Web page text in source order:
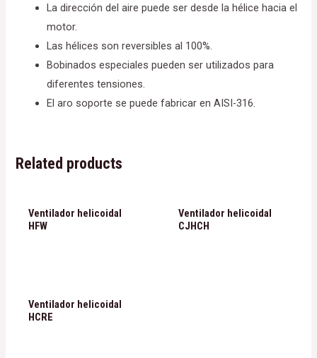
La dirección del aire puede ser desde la hélice hacia el
motor.
Las hélices son reversibles al 100%.
Bobinados especiales pueden ser utilizados para
diferentes tensiones.
El aro soporte se puede fabricar en AISI-316.
Related products
Ventilador helicoidal
HFW
Ventilador helicoidal
CJHCH
Ventilador helicoidal
HCRE